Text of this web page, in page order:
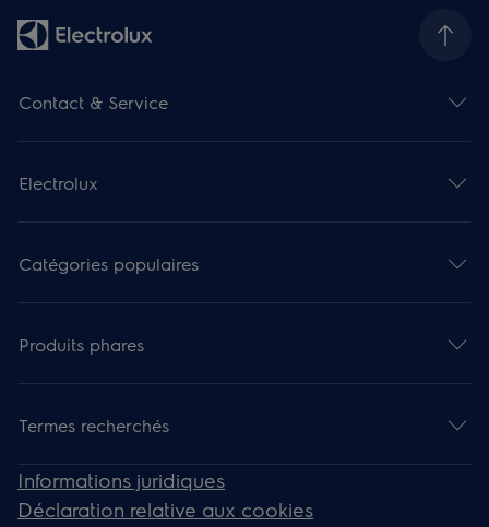
Contact & Service
Electrolux
Catégories populaires
Produits phares
Termes recherchés
Informations juridiques
Déclaration relative aux cookies